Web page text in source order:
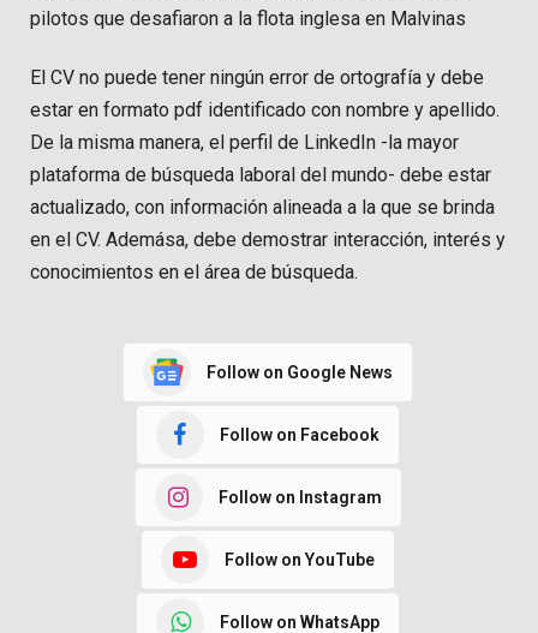
pilotos que desafiaron a la flota inglesa en Malvinas
El CV no puede tener ningún error de ortografía y debe
estar en formato pdf identificado con nombre y apellido.
De la misma manera, el perfil de LinkedIn -la mayor
plataforma de búsqueda laboral del mundo- debe estar
actualizado, con información alineada a la que se brinda
en el CV. Ademása, debe demostrar interacción, interés y
conocimientos en el área de búsqueda.
Follow on Google News
Follow on Facebook
Follow on Instagram
Follow on YouTube
Follow on WhatsApp